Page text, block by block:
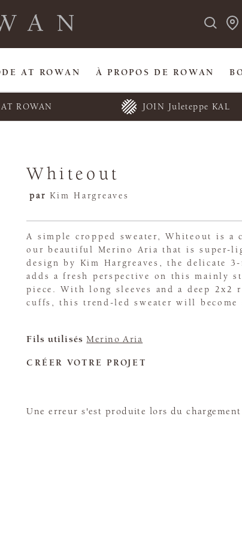
AT ROWAN À PROPOS DE ROWAN
ROWAN JOIN Juleteppe KAL
Whiteout
par Kim Hargreaves
A simple cropped sweater, Whiteout is
our beautiful Merino Aria that is super-
design by Kim Hargreaves, the delicate
adds a fresh perspective on this mainly
piece. With long sleeves and a deep 2x2
cuffs, this trend-led sweater will become
Fils utilisés Merino Aria
CRÉER VOTRE PROJET
Une erreur s'est produite lors du